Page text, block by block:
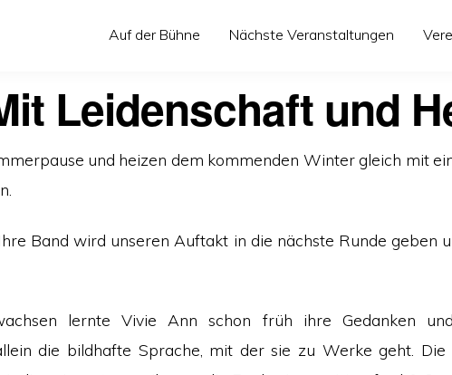
Auf der Bühne Nächste Veranstaltungen
Leidenschaft und
und heizen dem kommenden Winter gleich mit
Band wird unseren Auftakt in die nächste Runde geben
lernte Vivie Ann schon früh ihre Gedanken
die bildhafte Sprache, mit der sie zu Werke geht. Die